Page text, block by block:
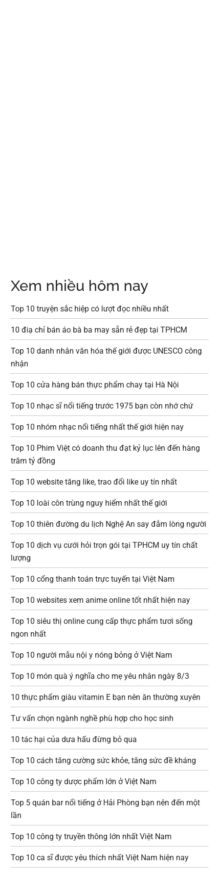
Xem nhiều hôm nay
Top 10 truyện sắc hiệp có lượt đọc nhiều nhất
10 điạ chỉ bán áo bà ba may sẵn rẻ đẹp tại TPHCM
Top 10 danh nhân văn hóa thế giới được UNESCO công
nhận
Top 10 cửa hàng bán thực phẩm chay tại Hà Nội
Top 10 nhạc sĩ nổi tiếng trước 1975 bạn còn nhớ chứ
Top 10 nhóm nhạc nổi tiếng nhất thế giới hiện nay
Top 10 Phim Việt có doanh thu đạt kỷ lục lên đến hàng
trăm tỷ đồng
Top 10 website tăng like, trao đổi like uy tín nhất
Top 10 loài côn trùng nguy hiểm nhất thế giới
Top 10 thiên đường du lịch Nghệ An say đắm lòng người
Top 10 dịch vụ cưới hỏi trọn gói tại TPHCM uy tín chất
lượng
Top 10 cổng thanh toán trực tuyến tại Việt Nam
Top 10 websites xem anime online tốt nhất hiện nay
Top 10 siêu thị online cung cấp thực phẩm tươi sống
ngon nhất
Top 10 người mẫu nội y nóng bỏng ở Việt Nam
Top 10 món quà ý nghĩa cho mẹ yêu nhân ngày 8/3
10 thực phẩm giàu vitamin E bạn nên ăn thường xuyên
Tư vấn chọn ngành nghề phù hợp cho học sinh
10 tác hại của dưa hấu đừng bỏ qua
Top 10 cách tăng cường sức khỏe, tăng sức đề kháng
Top 10 công ty dược phẩm lớn ở Việt Nam
Top 5 quán bar nổi tiếng ở Hải Phòng bạn nên đến một
lần
Top 10 công ty truyền thông lớn nhất Việt Nam
Top 10 ca sĩ được yêu thích nhất Việt Nam hiện nay